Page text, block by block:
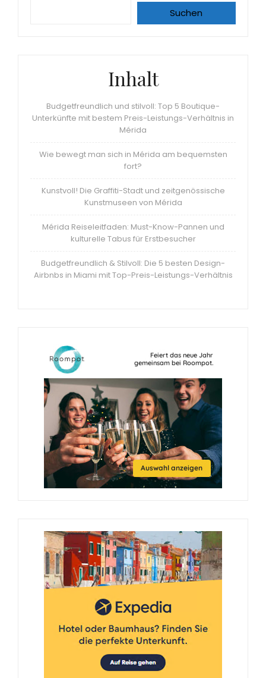
Suchen
Inhalt
Budgetfreundlich und stilvoll: Top 5 Boutique-
Unterkünfte mit bestem Preis-Leistungs-Verhältnis in
Mérida
Wie bewegt man sich in Mérida am bequemsten
fort?
Kunstvoll! Die Graffiti-Stadt und zeitgenössische
Kunstmuseen von Mérida
Mérida Reiseleitfaden: Must-Know-Pannen und
kulturelle Tabus für Erstbesucher
Budgetfreundlich & Stilvoll: Die 5 besten Design-
Airbnbs in Miami mit Top-Preis-Leistungs-Verhältnis